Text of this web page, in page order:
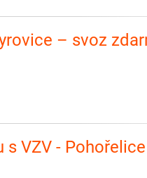
– svoz
VZV - Pohořelice